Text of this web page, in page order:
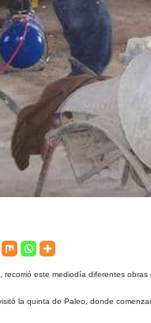
recorrió este mediodía diferentes
la quinta de Paleo, donde